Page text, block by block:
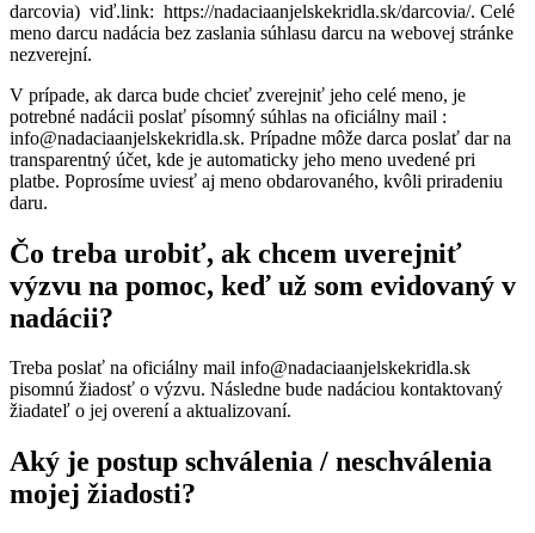
darcovia) viď.link: https://nadaciaanjelskekridla.sk/darcovia/. Celé
meno darcu nadácia bez zaslania súhlasu darcu na webovej stránke
nezverejní.
V prípade, ak darca bude chcieť zverejniť jeho celé meno, je
potrebné nadácii poslať písomný súhlas na oficiálny mail :
info@nadaciaanjelskekridla.sk. Prípadne môže darca poslať dar na
transparentný účet, kde je automaticky jeho meno uvedené pri
platbe. Poprosíme uviesť aj meno obdarovaného, kvôli priradeniu
daru.
Čo treba urobiť, ak chcem uverejniť
výzvu na pomoc, keď už som evidovaný v
nadácii?
Treba poslať na oficiálny mail info@nadaciaanjelskekridla.sk
pisomnú žiadosť o výzvu. Následne bude nadáciou kontaktovaný
žiadateľ o jej overení a aktualizovaní.
Aký je postup schválenia / neschválenia
mojej žiadosti?